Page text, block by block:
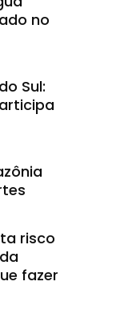
no
Sul:
risco
fazer